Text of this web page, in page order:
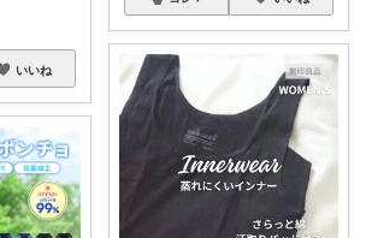
いいね